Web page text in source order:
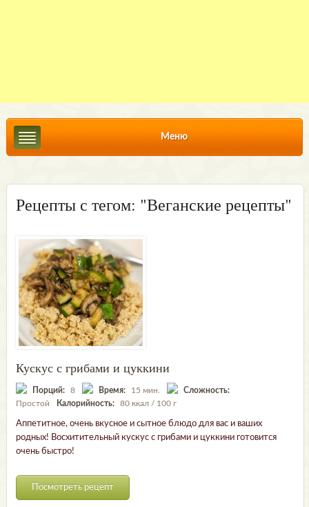
Меню
Рецепты с тегом: "Веганские рецепты"
Кускус с грибами и цуккини
Порций: 8 Время: 15 мин.
Сложность:
Простой
Калорийность: 80 ккал / 100 г
Аппетитное, очень вкусное и сытное блюдо для вас и ваших
родных! Восхитительный кускус с грибами и цуккини готовится
очень быстро!
Посмотреть рецепт